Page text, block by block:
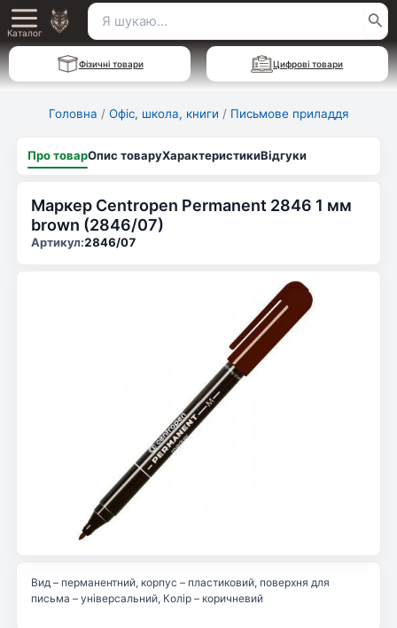
Перейти
до
вмісту
Main
Menu
Каталог
Пошук
для:
Фізичні товари Цифрові товари
Головна / Офіс, школа, книги / Письмове приладдя
Про товарОпис товаруХарактеристикиВідгуки
Маркер Centropen Permanent 2846 1 мм
brown (2846/07)
Артикул:2846/07
Вид – перманентний, корпус – пластиковий, поверхня для
письма – універсальний, Колір – коричневий